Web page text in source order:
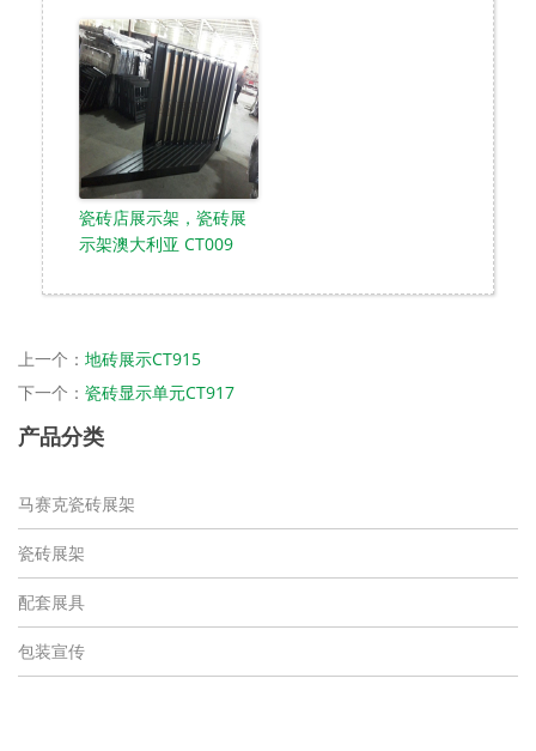
瓷砖店展示架，瓷砖展
示架澳大利亚 CT009
上一个： 地砖展示CT915
下一个： 瓷砖显示单元CT917
产品分类
马赛克瓷砖展架
瓷砖展架
配套展具
包装宣传